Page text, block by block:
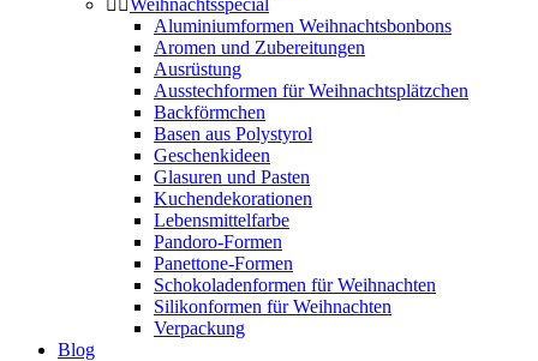
Weihnachtsspecial
Aluminiumformen Weihnachtsbonbons
Aromen und Zubereitungen
Ausrüstung
Ausstechformen für Weihnachtsplätzchen
Backförmchen
Basen aus Polystyrol
Geschenkideen
Glasuren und Pasten
Kuchendekorationen
Lebensmittelfarbe
Pandoro-Formen
Panettone-Formen
Schokoladenformen für Weihnachten
Silikonformen für Weihnachten
Verpackung
Blog